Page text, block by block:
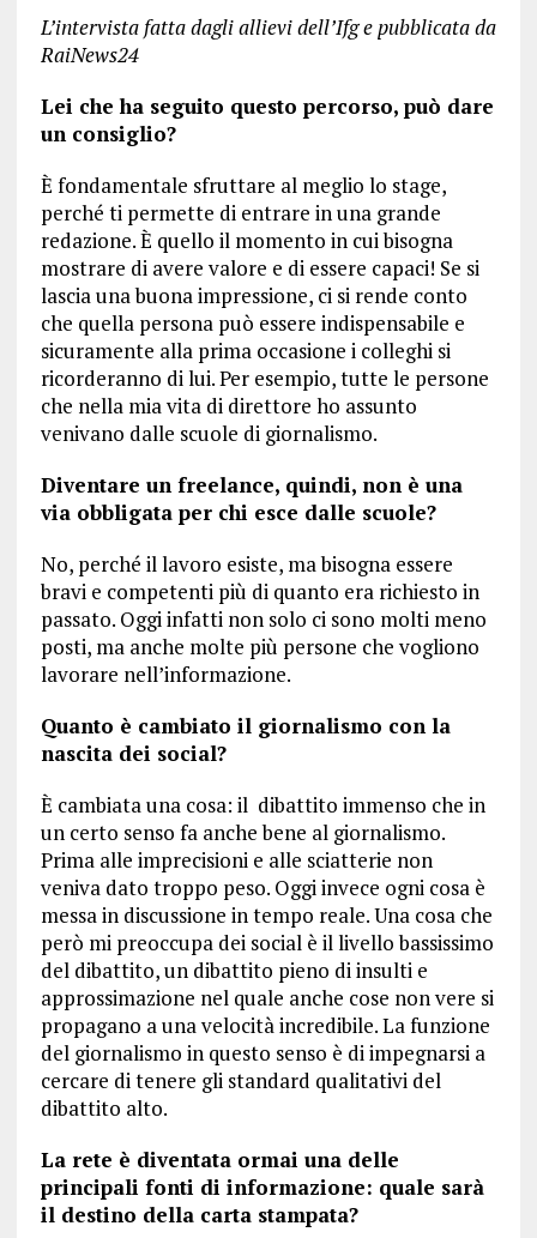
L’intervista fatta dagli allievi dell’Ifg e pubblicata da
RaiNews24
Lei che ha seguito questo percorso, può dare
un consiglio?
È fondamentale sfruttare al meglio lo stage,
perché ti permette di entrare in una grande
redazione. È quello il momento in cui bisogna
mostrare di avere valore e di essere capaci! Se si
lascia una buona impressione, ci si rende conto
che quella persona può essere indispensabile e
sicuramente alla prima occasione i colleghi si
ricorderanno di lui. Per esempio, tutte le persone
che nella mia vita di direttore ho assunto
venivano dalle scuole di giornalismo.
Diventare un freelance, quindi, non è una
via obbligata per chi esce dalle scuole?
No, perché il lavoro esiste, ma bisogna essere
bravi e competenti più di quanto era richiesto in
passato. Oggi infatti non solo ci sono molti meno
posti, ma anche molte più persone che vogliono
lavorare nell’informazione.
Quanto è cambiato il giornalismo con la
nascita dei social?
È cambiata una cosa: il dibattito immenso che in
un certo senso fa anche bene al giornalismo.
Prima alle imprecisioni e alle sciatterie non
veniva dato troppo peso. Oggi invece ogni cosa è
messa in discussione in tempo reale. Una cosa che
però mi preoccupa dei social è il livello bassissimo
del dibattito, un dibattito pieno di insulti e
approssimazione nel quale anche cose non vere si
propagano a una velocità incredibile. La funzione
del giornalismo in questo senso è di impegnarsi a
cercare di tenere gli standard qualitativi del
dibattito alto.
La rete è diventata ormai una delle
principali fonti di informazione: quale sarà
il destino della carta stampata?